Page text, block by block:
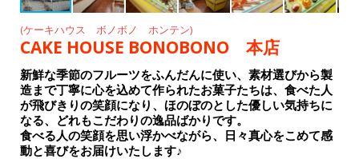
(ケーキハウス ボノボノ ホンテン)
CAKE HOUSE BONOBONO 本店
新鮮な季節のフルーツをふんだんに使い、素材選びから製
造まで丁寧に心を込めて作られたお菓子たちは、食べた人
が飛びきりの笑顔になり、ほのぼのとした優しい気持ちに
なる、どれもこだわりの逸品ばかりです。
食べる人の笑顔を思い浮かべながら、日々真心をこめて感
動と喜びをお届けいたします♪